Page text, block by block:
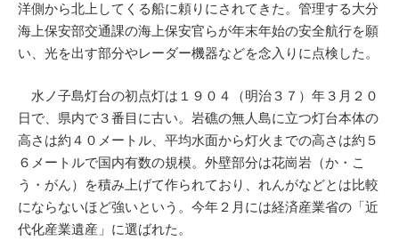
洋側から北上してくる船に頼りにされてきた。管理する大分
海上保安部交通課の海上保安官らが年末年始の安全航行を願
い、光を出す部分やレーダー機器などを念入りに点検した。
水ノ子島灯台の初点灯は１９０４（明治３７）年３月２０
日で、県内で３番目に古い。岩礁の無人島に立つ灯台本体の
高さは約４０メートル、平均水面から灯火までの高さは約５
６メートルで国内有数の規模。外壁部分は花崗岩（か・こ
う・がん）を積み上げて作られており、れんがなどとは比較
にならないほど強いという。今年２月には経済産業省の「近
代化産業遺産」に選ばれた。